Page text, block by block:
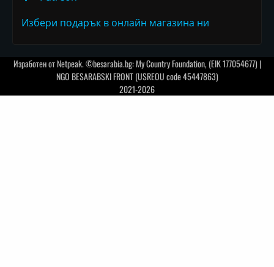
Избери подарък в онлайн магазина ни
Изработен отNetpeak. ©besarabia.bg: My Country Foundation, (EIK 177054677) |
NGO BESARABSKI FRONT (USREOU code 45447863)
2021-2026